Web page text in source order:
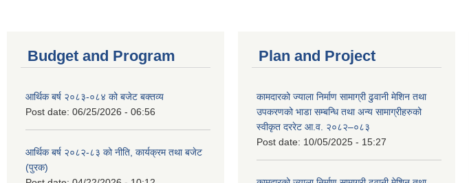
Budget and Program
आर्थिक बर्ष २०८३-०८४ को बजेट बक्तव्य
Post date: 06/25/2026 - 06:56
आर्थिक बर्ष २०८२-८३ को नीति, कार्यक्रम तथा बजेट
(पुरक)
Plan and Project
कामदारको ज्याला निर्माण सामाग्री ढुवानी मेशिन तथा
उपकरणको भाडा सम्बन्धि तथा अन्य सामाग्रीहरुको
स्वीकृत दररेट आ.व. २०८२–०८३
Post date: 10/05/2025 - 15:27